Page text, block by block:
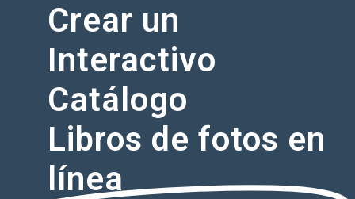
Crear un
Interactivo
Catálogo
Libros de fotos en
línea